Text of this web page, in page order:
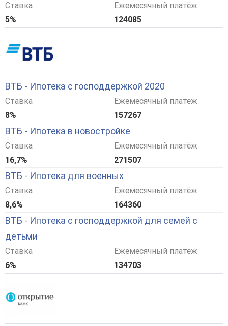
Ставка
5%
Ежемесячный платёж
124085
ВТБ - Ипотека с господдержкой 2020
Ставка
8%
Ежемесячный платёж
157267
ВТБ - Ипотека в новостройке
Ставка
16,7%
Ежемесячный платёж
271507
ВТБ - Ипотека для военных
Ставка
8,6%
Ежемесячный платёж
164360
ВТБ - Ипотека с господдержкой для семей с
детьми
Ставка
6%
Ежемесячный платёж
134703